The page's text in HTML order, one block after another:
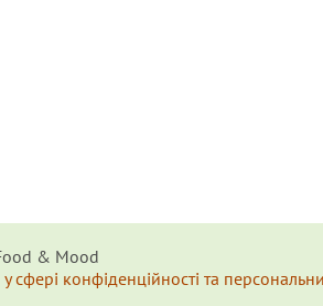
& Мood
у сфері конфіденційності та